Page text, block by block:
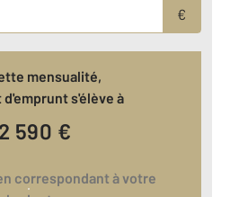
€
mensualité,
s'élève à
52 590 €